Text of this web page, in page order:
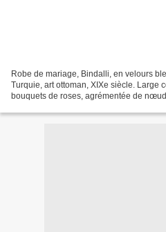
Robe de mariage, Bindalli, en velours
Turquie, art ottoman, XIXe siècle. Large
bouquets de roses, agrémentée de